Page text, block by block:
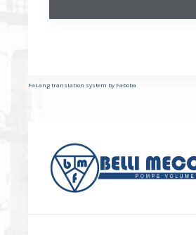
FaLang translation system by Faboba